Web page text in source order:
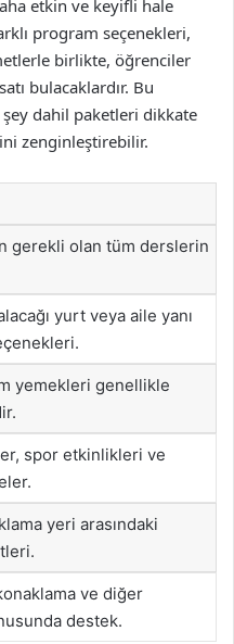
etkin ve keyifli hale
program seçenekleri,
birlikte, öğrenciler
bulacaklardır. Bu
dahil paketleri dikkate
zenginleştirebilir.
gerekli olan tüm derslerin
yurt veya aile yanı
yemekleri genellikle
spor etkinlikleri ve
yeri arasındaki
ve diğer
destek.